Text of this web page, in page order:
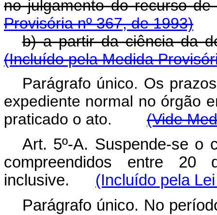
no julgamento do
Provisória nº 367, de 1993)
b) a partir da ciência
(Incluído pela Medida
Parágrafo único. Os
expediente normal no órgão
praticado o ato. (Vide
Art. 5º-A. Suspende-se o
compreendidos entre
inclusive. (Incluído pela
Parágrafo único. No